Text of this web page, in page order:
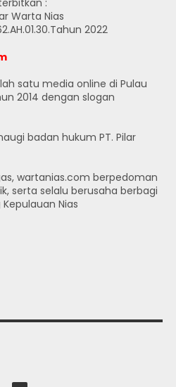
:
Warta Nias
2022
satu media online di Pulau
2014 dengan slogan
badan hukum PT. Pilar
wartanias.com berpedoman
serta selalu berusaha berbagi
Nias